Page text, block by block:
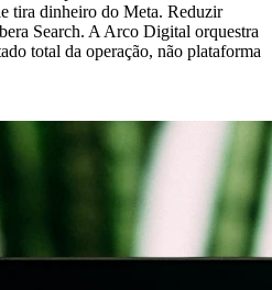
tira dinheiro do Meta. Reduzir
Search. A Arco Digital orquestra
total da operação, não plataforma